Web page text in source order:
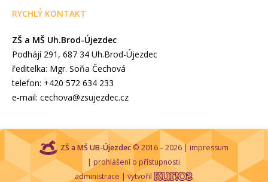
RYCHLÝ KONTAKT
ZŠ a MŠ Uh.Brod-Újezdec
Podhájí 291, 687 34 Uh.Brod-Újezdec
ředitelka: Mgr. Soňa Čechová
telefon: +420 572 634 233
e-mail: cechova@zsujezdec.cz
ZŠ a MŠ UB-Újezdec© 2016 – 2026 | impressum
| prohlášení o přístupnosti
administrace | vytvořil